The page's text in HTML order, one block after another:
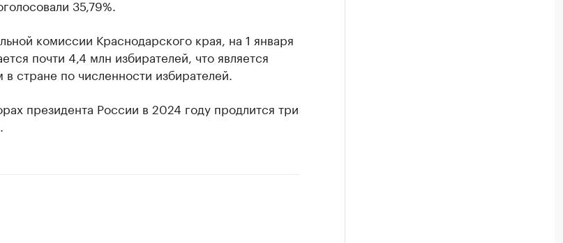
35,79%.
комиссии Краснодарского края, на 1 января
почти 4,4 млн избирателей, что является
в стране по численности избирателей.
президента России в 2024 году продлится три